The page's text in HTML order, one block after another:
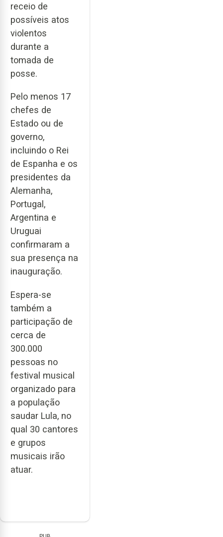
receio de
possíveis atos
violentos
durante a
tomada de
posse.
Pelo menos 17
chefes de
Estado ou de
governo,
incluindo o Rei
de Espanha e os
presidentes da
Alemanha,
Portugal,
Argentina e
Uruguai
confirmaram a
sua presença na
inauguração.
Espera-se
também a
participação de
cerca de
300.000
pessoas no
festival musical
organizado para
a população
saudar Lula, no
qual 30 cantores
e grupos
musicais irão
atuar.